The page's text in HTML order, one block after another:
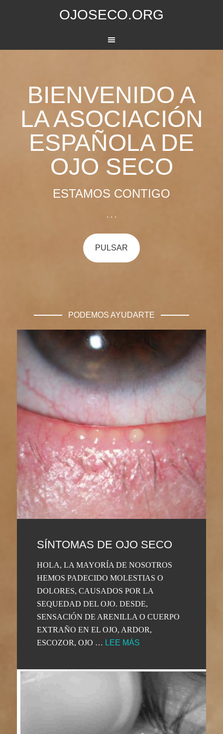
OJOSECO.ORG
BIENVENIDO A
LA ASOCIACIÓN
ESPAÑOLA DE
OJO SECO
ESTAMOS CONTIGO
. . .
PULSAR
PODEMOS AYUDARTE
SÍNTOMAS DE OJO SECO
HOLA, LA MAYORÍA DE NOSOTROS
HEMOS PADECIDO MOLESTIAS O
DOLORES, CAUSADOS POR LA
SEQUEDAD DEL OJO. DESDE,
SENSACIÓN DE ARENILLA O CUERPO
EXTRAÑO EN EL OJO, ARDOR,
ESCOZOR, OJO … LEE MÁS